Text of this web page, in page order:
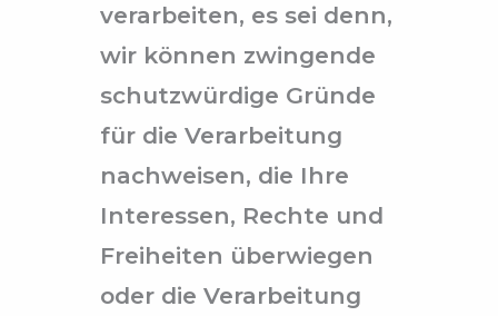
verarbeiten, es sei denn,
wir können zwingende
schutzwürdige Gründe
für die Verarbeitung
nachweisen, die Ihre
Interessen, Rechte und
Freiheiten überwiegen
oder die Verarbeitung